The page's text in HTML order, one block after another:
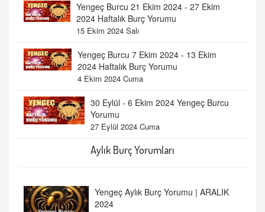
Yengeç Burcu 21 Ekim 2024 - 27 Ekim
2024 Haftalık Burç Yorumu
15 Ekim 2024 Salı
Yengeç Burcu 7 Ekim 2024 - 13 Ekim
2024 Haftalık Burç Yorumu
4 Ekim 2024 Cuma
30 Eylül - 6 Ekim 2024 Yengeç Burcu
Yorumu
27 Eylül 2024 Cuma
Aylık Burç Yorumları
Yengeç Aylık Burç Yorumu | ARALIK
2024